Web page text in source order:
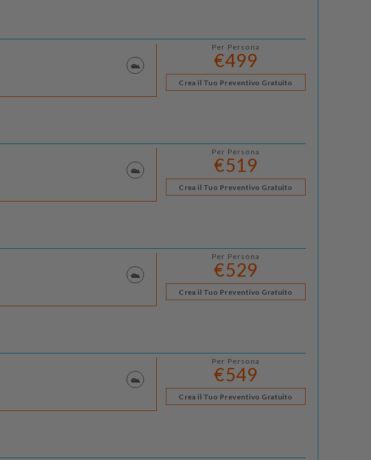
Per Persona
€499
Crea il Tuo Preventivo Gratuito
Per Persona
€519
Crea il Tuo Preventivo Gratuito
Per Persona
€529
Crea il Tuo Preventivo Gratuito
Per Persona
€549
Crea il Tuo Preventivo Gratuito